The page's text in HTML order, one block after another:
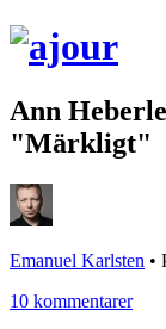
Ann
"Märkligt"
Emanuel Karlsten •
10 kommentarer